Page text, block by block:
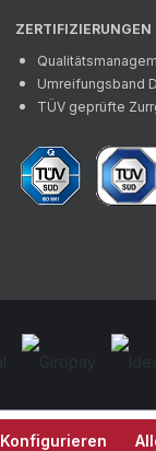
ZERTIFIZIERUNGEN
Umreifungsband
TÜV geprüfte
Konfigurieren